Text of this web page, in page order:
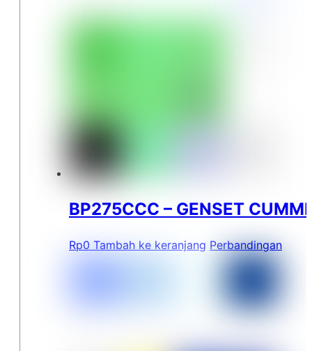
BP275CCC – GENSET
Rp0 Tambah ke keranjang Perbandingan